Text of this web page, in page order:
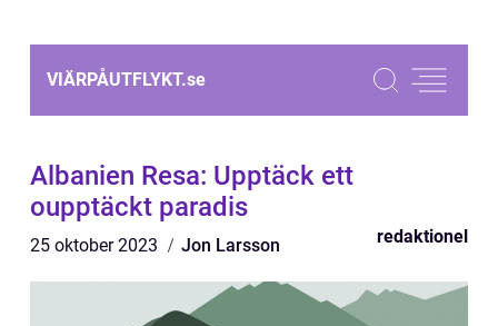
VIÄRPÅUTFLYKT.se
Albanien Resa: Upptäck ett
oupptäckt paradis
25 oktober 2023 Jon Larsson redaktionel